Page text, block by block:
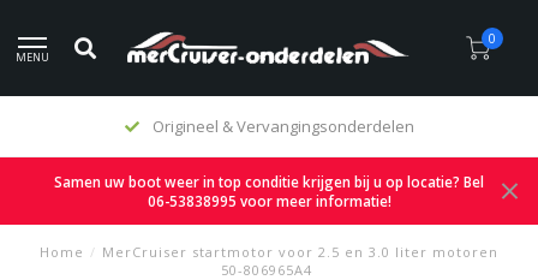
MENU
0
Origineel & Vervangingsonderdelen
Samen uw boot weer in top conditie krijgen bij u op locatie? Bel
06-53838995 voor meer informatie!
Home / MerCruiser startmotor voor 2.5 en 3.0 liter motoren
50-806965A4